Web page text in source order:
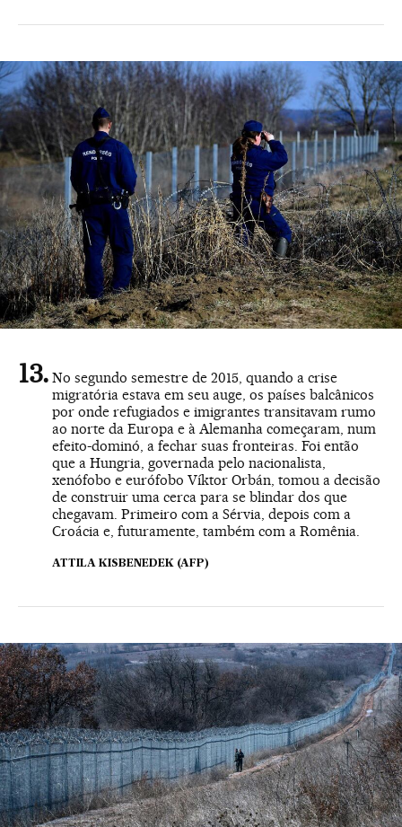
No segundo semestre de 2015, quando a crise
migratória estava em seu auge, os países balcânicos
por onde refugiados e imigrantes transitavam rumo
ao norte da Europa e à Alemanha começaram, num
efeito-dominó, a fechar suas fronteiras. Foi então
que a Hungria, governada pelo nacionalista,
xenófobo e eurófobo Víktor Orbán, tomou a decisão
de construir uma cerca para se blindar dos que
chegavam. Primeiro com a Sérvia, depois com a
Croácia e, futuramente, também com a Romênia.
ATTILA KISBENEDEK (AFP)